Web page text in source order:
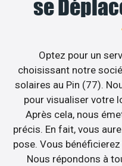
se
Optez pour un
choisissant notre
solaires au Pin (77).
pour visualiser votre
Après cela, nous
précis. En fait, vous
pose. Vous
Nous répondons à